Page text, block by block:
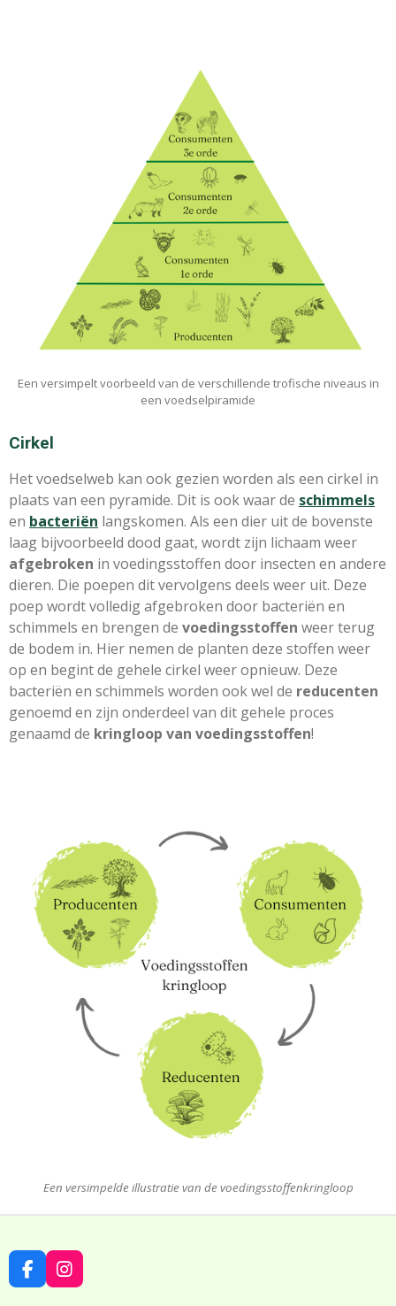
Een versimpelt voorbeeld van de verschillende trofische niveaus in
een voedselpiramide
Cirkel
Het voedselweb kan ook gezien worden als een cirkel in
plaats van een pyramide. Dit is ook waar de schimmels
en bacteriën langskomen. Als een dier uit de bovenste
laag bijvoorbeeld dood gaat, wordt zijn lichaam weer
afgebroken in voedingsstoffen door insecten en andere
dieren. Die poepen dit vervolgens deels weer uit. Deze
poep wordt volledig afgebroken door bacteriën en
schimmels en brengen de voedingsstoffen weer terug
de bodem in. Hier nemen de planten deze stoffen weer
op en begint de gehele cirkel weer opnieuw. Deze
bacteriën en schimmels worden ook wel de reducenten
genoemd en zijn onderdeel van dit gehele proces
genaamd de kringloop van voedingsstoffen!
Een versimpelde illustratie van de voedingsstoffenkringloop
F
A
I
N